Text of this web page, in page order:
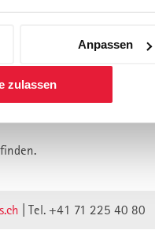
Anpassen
zulassen
neue technische Basis
Tel. +41 71 225 40 80